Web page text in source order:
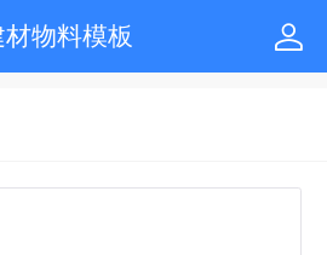
材物料模板